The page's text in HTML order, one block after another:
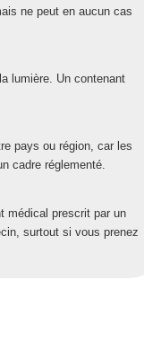
ne peut en aucun cas
lumière. Un contenant
pays ou région, car les
cadre réglementé.
médical prescrit par un
surtout si vous prenez